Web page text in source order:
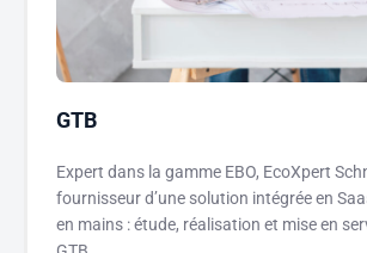
GTB
Expert dans la gamme EBO, EcoXpert
fournisseur d’une solution intégrée en
en mains : étude, réalisation et mise en